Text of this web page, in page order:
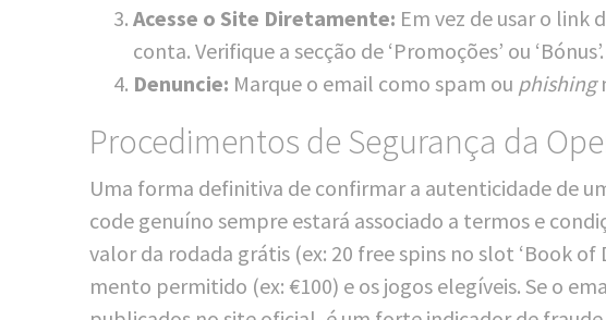
Aces­se o Site Dire­ta­men­te: Em vez de usar o link
con­ta. Veri­fi­que a sec­ção de ‘Pro­mo­ções’ ou ‘Bónus’.
Den­un­cie: Mar­que o email como spam ou phis­hing
Procedimentos de Segurança da
Uma for­ma defi­ni­ti­va de con­fir­mar a auten­ti­cidade de
code gen­uí­no semp­re estará asso­cia­do a ter­mos e
valor da roda­da grá­tis (ex: 20 free spins no slot ‘Book
men­to per­mit­i­do (ex: €100) e os jogos ele­gí­veis. Se o